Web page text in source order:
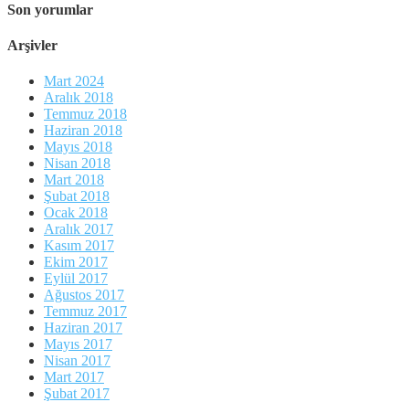
Son yorumlar
Arşivler
Mart 2024
Aralık 2018
Temmuz 2018
Haziran 2018
Mayıs 2018
Nisan 2018
Mart 2018
Şubat 2018
Ocak 2018
Aralık 2017
Kasım 2017
Ekim 2017
Eylül 2017
Ağustos 2017
Temmuz 2017
Haziran 2017
Mayıs 2017
Nisan 2017
Mart 2017
Şubat 2017